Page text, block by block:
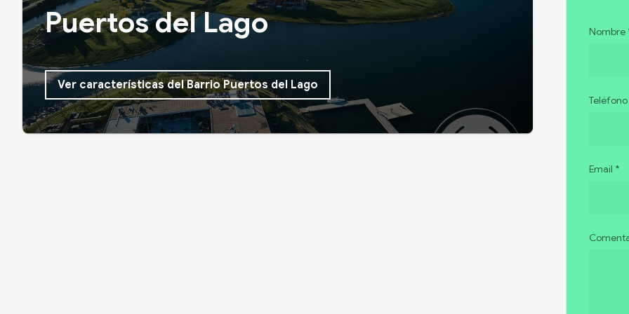
Puertos del Lago
Ver características del Barrio Puertos del Lago
Nombre
Email *